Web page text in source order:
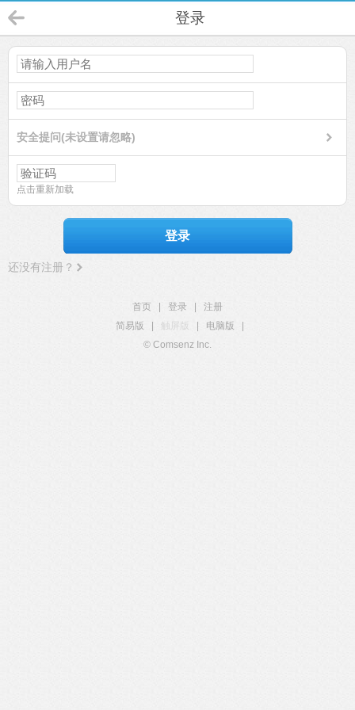
登录
安全提问(未设置请忽略)
点击重新加载
登录
还没有注册？
首页 登录
注册
简易版
触屏版 电脑版
© Comsenz Inc.